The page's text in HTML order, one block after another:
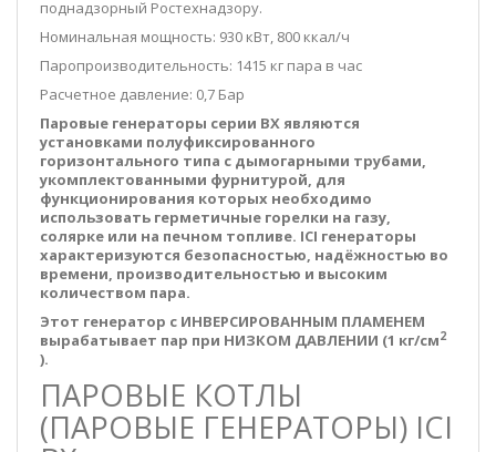
поднадзорный Ростехнадзору.
Номинальная мощность: 930 кВт, 800 ккал/ч
Паропроизводительность: 1415 кг пара в час
Расчетное давление: 0,7 Бар
Паровые генераторы серии BХ являются
установками полуфиксированного
горизонтального типа с дымогарными трубами,
укомплектованными фурнитурой, для
функционирования которых необходимо
использовать герметичные горелки на газу,
солярке или на печном топливе. ICI генераторы
характеризуются безопасностью, надёжностью во
времени, производительностью и высоким
количеством пара.
Этот генератор с ИНВЕРСИРОВАННЫМ ПЛАМЕНЕМ
вырабатывает пар при НИЗКОМ ДАВЛЕНИИ (1 кг/см2
).
ПАРОВЫЕ КОТЛЫ
(ПАРОВЫЕ ГЕНЕРАТОРЫ) ICI